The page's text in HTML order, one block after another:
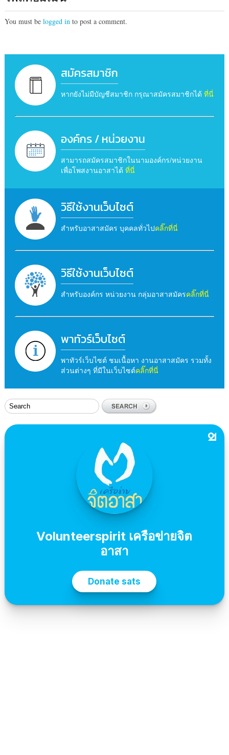
You must be logged in to post a comment.
สมัครสมาชิก
หากยังไม่มีบัญชีสมาชิก กรุณาสมัครสมาชิกได้ ที่นี่
องค์กร / หน่วยงาน
สามารถสมัครสมาชิกในนามองค์กร/หน่วยงาน
เพื่อโพสงานอาสาได้ ที่นี่
วิธีใช้งานเว็บไซต์
สำหรับอาสาสมัคร บุคคลทั่วไปคลิ๊กที่นี่
วิธีใช้งานเว็บไซต์
สำหรับองค์กร หน่วยงาน กลุ่มอาสาสมัครคลิ๊กที่นี่
พาทัวร์เว็บไซต์
พาทัวร์เว็บไซต์ ชมเนื้อหา งานอาสาสมัคร รวมทั้ง
ส่วนต่างๆ ที่มีในเว็บไซต์คลิ๊กที่นี่